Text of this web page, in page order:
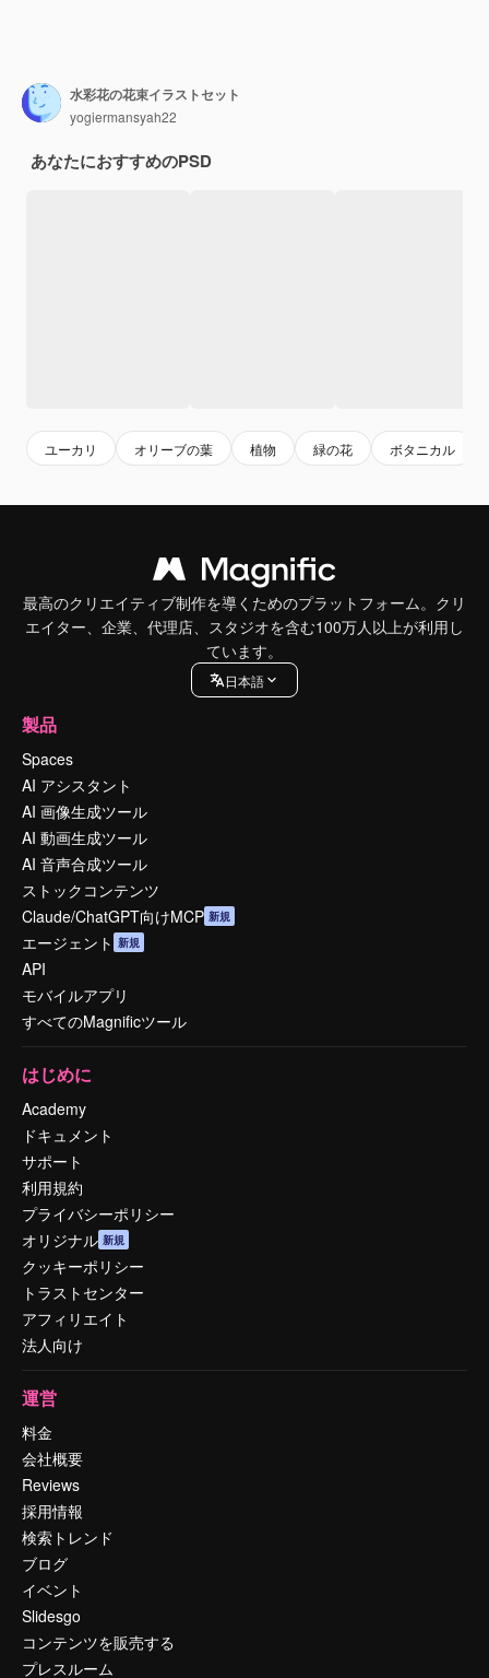
水彩花の花束イラストセット
yogiermansyah22
あなたにおすすめのPSD
ユーカリ オリーブの葉 植物 緑の花 ボタニカル
最高のクリエイティブ制作を導くためのプラットフォーム。クリ
エイター、企業、代理店、スタジオを含む100万人以上が利用し
ています。
日本語
製品
Spaces
AI アシスタント
AI 画像生成ツール
AI 動画生成ツール
AI 音声合成ツール
ストックコンテンツ
Claude/ChatGPT向けMCP 新規
エージェント 新規
API
モバイルアプリ
すべてのMagnificツール
はじめに
Academy
ドキュメント
サポート
利用規約
プライバシーポリシー
オリジナル 新規
クッキーポリシー
トラストセンター
アフィリエイト
法人向け
運営
料金
会社概要
Reviews
採用情報
検索トレンド
ブログ
イベント
Slidesgo
コンテンツを販売する
プレスルーム